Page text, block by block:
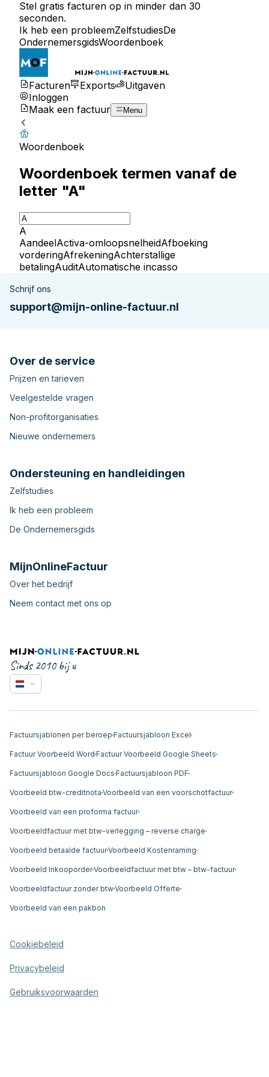
Stel gratis facturen op in minder dan 30
seconden.
Ik heb een probleemZelfstudiesDe
OndernemersgidsWoordenboek
Facturen Exports
Uitgaven
Inloggen
Maak een factuur
Menu
Woordenboek
Woordenboek termen vanaf de
letter "A"
A
AandeelActiva-omloopsnelheidAfboeking
vorderingAfrekeningAchterstallige
betalingAuditAutomatische incasso
Schrijf ons
support@mijn-online-factuur.nl
Over de service
Prijzen en tarieven
Veelgestelde vragen
Non-profitorganisaties
Nieuwe ondernemers
Ondersteuning en handleidingen
Zelfstudies
Ik heb een probleem
De Ondernemersgids
MijnOnlineFactuur
Over het bedrijf
Neem contact met ons op
Sinds 2010 bij u
Factuursjablonen per beroep Factuursjabloon Excel
Factuur Voorbeeld Word Factuur Voorbeeld Google Sheets
Factuursjabloon Google Docs Factuursjabloon PDF
Voorbeeld btw-creditnota Voorbeeld van een voorschotfactuur
Voorbeeld van een proforma factuur
Voorbeeldfactuur met btw-verlegging – reverse charge
Voorbeeld betaalde factuurVoorbeeld Kostenraming
Voorbeeld InkooporderVoorbeeldfactuur met btw – btw-factuur
Voorbeeldfactuur zonder btwVoorbeeld Offerte
Voorbeeld van een pakbon
Cookiebeleid
Privacybeleid
Gebruiksvoorwaarden